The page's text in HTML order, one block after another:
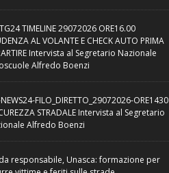
TIMELINE 29072026 ORE16.00
AL VOLANTE E CHECK AUTO PRIMA
Intervista al Segretario Nazionale
Alfredo Boenzi
FILO_DIRETTO_29072026-ORE1430
STRADALE Intervista al Segretario
Alfredo Boenzi
responsabile, Unasca: formazione per